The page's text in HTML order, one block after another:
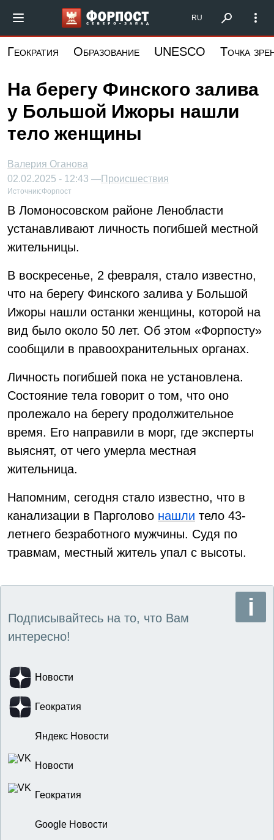
основному
Форпост Северо-Запад
RU
Геократия Образование UNESCO Точка
На берегу Финского залива
у Большой Ижоры нашли
тело женщины
Валерия Оганова
02.02.2025 - 12:43 —Происшествия
Источник:Форпост
В Ломоносовском районе Ленобласти
устанавливают личность погибшей местной
жительницы.
В воскресенье, 2 февраля, стало известно,
что на берегу Финского залива у Большой
Ижоры нашли останки женщины, которой на
вид было около 50 лет. Об этом «Форпосту»
сообщили в правоохранительных органах.
Личность погибшей пока не установлена.
Состояние тела говорит о том, что оно
пролежало на берегу продолжительное
время. Его направили в морг, где эксперты
выяснят, от чего умерла местная
жительница.
Напомним, сегодня стало известно, что в
канализации в Парголово нашли тело 43-
летнего безработного мужчины. Судя по
травмам, местный житель упал с высоты.
Подписывайтесь на то, что Вам
интересно!
Новости
Геократия
Яндекс Новости
Новости
Геократия
Google Новости